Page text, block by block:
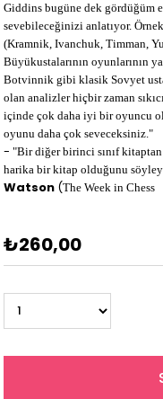
Giddins bugüne dek gördüğüm
sevebileceğinizi anlatıyor.
(Kramnik, Ivanchuk, Timman,
Büyükustalarının oyunlarının
Botvinnik gibi klasik Sovyet
olan analizler hiçbir zaman
içinde çok daha iyi bir oyuncu
oyunu daha çok seveceksiniz."
-"Bir diğer birinci sınıf
harika bir kitap olduğunu
Watson (The Week in Chess
₺260,00